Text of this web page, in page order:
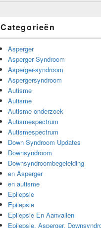
Categorieën
Asperger
Asperger Syndroom
Asperger-syndroom
Aspergersyndroom
Autisme
Autisme
Autisme-onderzoek
Autismespectrum
Autismespectrum
Down Syndroom Updates
Downsyndroom
Downsyndroombegeleiding
en Asperger
en autisme
Epilepsie
Epilepsie
Epilepsie En Aanvallen
Epilepsie, Asperger,